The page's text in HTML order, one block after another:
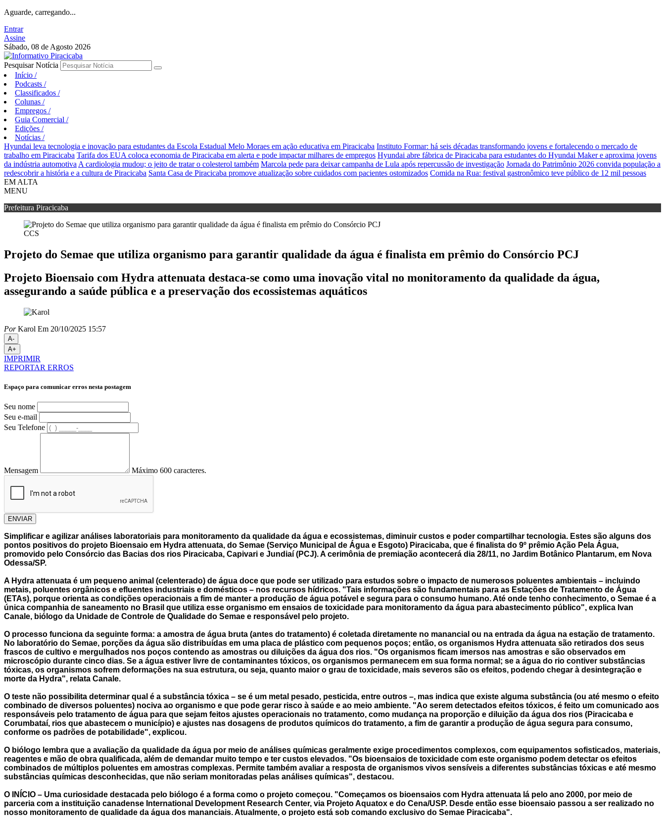
Aguarde, carregando...
Entrar
Assine
Sábado, 08 de Agosto 2026
Pesquisar Notícia
Início /
Podcasts /
Classificados /
Colunas /
Empregos /
Guia Comercial /
Edições /
Notícias /
Hyundai leva tecnologia e inovação para estudantes da Escola Estadual Melo Moraes em ação educativa em Piracicaba Instituto Formar: há seis décadas transformando jovens e fortalecendo o mercado de
trabalho em Piracicaba Tarifa dos EUA coloca economia de Piracicaba em alerta e pode impactar milhares de empregos Hyundai abre fábrica de Piracicaba para estudantes do Hyundai Maker e aproxima jovens
da indústria automotiva A cardiologia mudou; o jeito de tratar o colesterol também Marcola pede para deixar campanha de Lula após repercussão de investigação Jornada do Patrimônio 2026 convida população a
redescobrir a história e a cultura de Piracicaba Santa Casa de Piracicaba promove atualização sobre cuidados com pacientes ostomizados Comida na Rua: festival gastronômico teve público de 12 mil pessoas
EM ALTA
MENU
Prefeitura Piracicaba
CCS
Projeto do Semae que utiliza organismo para garantir qualidade da água é finalista em prêmio do Consórcio PCJ
Projeto Bioensaio com Hydra attenuata destaca-se como uma inovação vital no monitoramento da qualidade da água,
assegurando a saúde pública e a preservação dos ecossistemas aquáticos
PorKarol Em 20/10/2025 15:57
A-
A+
IMPRIMIR
REPORTAR ERROS
Espaço para comunicar erros nesta postagem
Seu nome
Seu e-mail
Seu Telefone
Mensagem Máximo 600 caracteres.
ENVIAR
Simplificar e agilizar análises laboratoriais para monitoramento da qualidade da água e ecossistemas, diminuir custos e poder compartilhar tecnologia. Estes são alguns dos
pontos positivos do projeto Bioensaio em Hydra attenuata, do Semae (Serviço Municipal de Água e Esgoto) Piracicaba, que é finalista do 9º prêmio Ação Pela Água,
promovido pelo Consórcio das Bacias dos rios Piracicaba, Capivari e Jundiaí (PCJ). A cerimônia de premiação acontecerá dia 28/11, no Jardim Botânico Plantarum, em Nova
Odessa/SP.
A Hydra attenuata é um pequeno animal (celenterado) de água doce que pode ser utilizado para estudos sobre o impacto de numerosos poluentes ambientais – incluindo
metais, poluentes orgânicos e efluentes industriais e domésticos – nos recursos hídricos. "Tais informações são fundamentais para as Estações de Tratamento de Água
(ETAs), porque orienta as condições operacionais a fim de manter a produção de água potável e segura para o consumo humano. Até onde tenho conhecimento, o Semae é a
única companhia de saneamento no Brasil que utiliza esse organismo em ensaios de toxicidade para monitoramento da água para abastecimento público", explica Ivan
Canale, biólogo da Unidade de Controle de Qualidade do Semae e responsável pelo projeto.
O processo funciona da seguinte forma: a amostra de água bruta (antes do tratamento) é coletada diretamente no manancial ou na entrada da água na estação de tratamento.
No laboratório do Semae, porções da água são distribuídas em uma placa de plástico com pequenos poços; então, os organismos Hydra attenuata são retirados dos seus
frascos de cultivo e mergulhados nos poços contendo as amostras ou diluições da água dos rios. "Os organismos ficam imersos nas amostras e são observados em
microscópio durante cinco dias. Se a água estiver livre de contaminantes tóxicos, os organismos permanecem em sua forma normal; se a água do rio contiver substâncias
tóxicas, os organismos sofrem deformações na sua estrutura, ou seja, quanto maior o grau de toxicidade, mais severos são os efeitos, podendo chegar à desintegração e
morte da Hydra", relata Canale.
O teste não possibilita determinar qual é a substância tóxica – se é um metal pesado, pesticida, entre outros –, mas indica que existe alguma substância (ou até mesmo o efeito
combinado de diversos poluentes) nociva ao organismo e que pode gerar risco à saúde e ao meio ambiente. "Ao serem detectados efeitos tóxicos, é feito um comunicado aos
responsáveis pelo tratamento de água para que sejam feitos ajustes operacionais no tratamento, como mudança na proporção e diluição da água dos rios (Piracicaba e
Corumbataí, rios que abastecem o município) e ajustes nas dosagens de produtos químicos do tratamento, a fim de garantir a produção de água segura para consumo,
conforme os padrões de potabilidade", explicou.
O biólogo lembra que a avaliação da qualidade da água por meio de análises químicas geralmente exige procedimentos complexos, com equipamentos sofisticados, materiais,
reagentes e mão de obra qualificada, além de demandar muito tempo e ter custos elevados. "Os bioensaios de toxicidade com este organismo podem detectar os efeitos
combinados de múltiplos poluentes em amostras complexas. Permite também avaliar a resposta de organismos vivos sensíveis a diferentes substâncias tóxicas e até mesmo
substâncias químicas desconhecidas, que não seriam monitoradas pelas análises químicas", destacou.
O INÍCIO – Uma curiosidade destacada pelo biólogo é a forma como o projeto começou. "Começamos os bioensaios com Hydra attenuata lá pelo ano 2000, por meio de
parceria com a instituição canadense International Development Research Center, via Projeto Aquatox e do Cena/USP. Desde então esse bioensaio passou a ser realizado no
nosso monitoramento de qualidade da água dos mananciais. Atualmente, o projeto está sob comando exclusivo do Semae Piracicaba".